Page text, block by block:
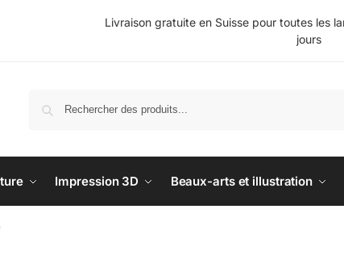
Livraison gratuite en Suisse pour toutes les
jours
Impression 3D Beaux-arts et illustration